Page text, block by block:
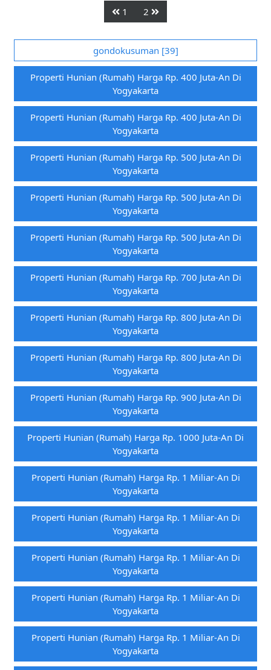
1 2
gondokusuman [39]
Properti Hunian (rumah) Harga Rp. 400 Juta-An Di
Yogyakarta
Properti Hunian (rumah) Harga Rp. 400 Juta-An Di
Yogyakarta
Properti Hunian (rumah) Harga Rp. 500 Juta-An Di
Yogyakarta
Properti Hunian (rumah) Harga Rp. 500 Juta-An Di
Yogyakarta
Properti Hunian (rumah) Harga Rp. 500 Juta-An Di
Yogyakarta
Properti Hunian (rumah) Harga Rp. 700 Juta-An Di
Yogyakarta
Properti Hunian (rumah) Harga Rp. 800 Juta-An Di
Yogyakarta
Properti Hunian (rumah) Harga Rp. 800 Juta-An Di
Yogyakarta
Properti Hunian (rumah) Harga Rp. 900 Juta-An Di
Yogyakarta
Properti Hunian (rumah) Harga Rp. 1000 Juta-An Di
Yogyakarta
Properti Hunian (rumah) Harga Rp. 1 Miliar-An Di
Yogyakarta
Properti Hunian (rumah) Harga Rp. 1 Miliar-An Di
Yogyakarta
Properti Hunian (rumah) Harga Rp. 1 Miliar-An Di
Yogyakarta
Properti Hunian (rumah) Harga Rp. 1 Miliar-An Di
Yogyakarta
Properti Hunian (rumah) Harga Rp. 1 Miliar-An Di
Yogyakarta